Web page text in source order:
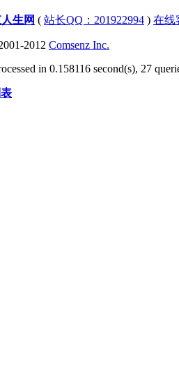
生网 ( 站长QQ：201922994 ) 在线
2012 Comsenz Inc.
in 0.158116 second(s), 27